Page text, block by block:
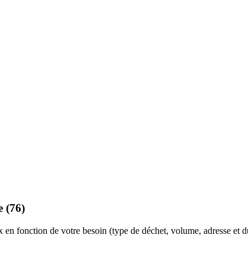
(76)
fonction de votre besoin (type de déchet, volume, adresse et